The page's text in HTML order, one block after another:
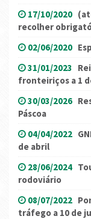
17/10/2020
recolher
02/06/2020
31/01/2023
fronteiriços a 1
30/03/2026
Páscoa
04/04/2022
de abril
28/06/2024
rodoviário
08/07/2022
tráfego a 10 de